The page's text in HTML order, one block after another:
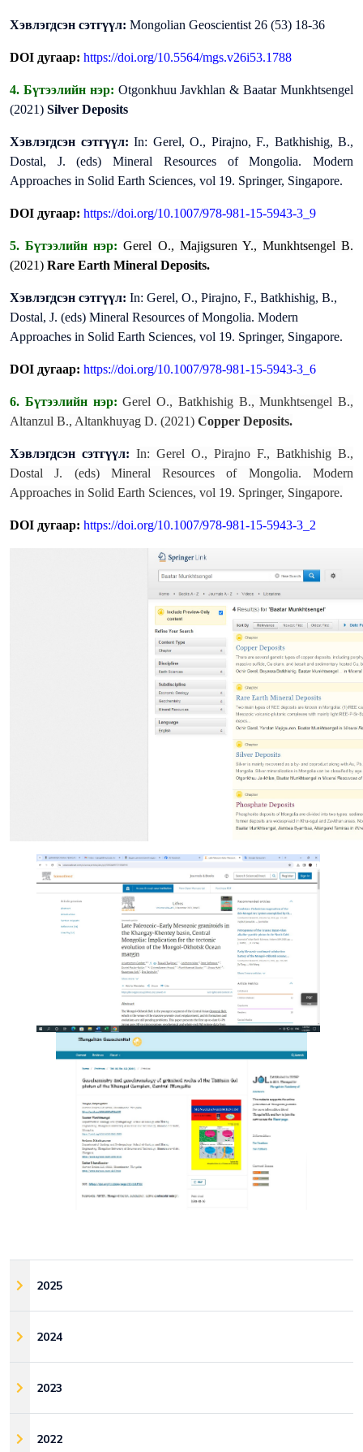
Хэвлэгдсэн сэтгүүл: Mongolian Geoscientist 26 (53) 18-36
DOI дугаар: https://doi.org/10.5564/mgs.v26i53.1788
4. Бүтээлийн нэр: Otgonkhuu Javkhlan & Baatar Munkhtsengel
(2021) Silver Deposits
Хэвлэгдсэн сэтгүүл: In: Gerel, O., Pirajno, F., Batkhishig, B.,
Dostal, J. (eds) Mineral Resources of Mongolia. Modern
Approaches in Solid Earth Sciences, vol 19. Springer, Singapore.
DOI дугаар: https://doi.org/10.1007/978-981-15-5943-3_9
5. Бүтээлийн нэр: Gerel O., Majigsuren Y., Munkhtsengel B.
(2021) Rare Earth Mineral Deposits.
Хэвлэгдсэн сэтгүүл: In: Gerel, O., Pirajno, F., Batkhishig, B.,
Dostal, J. (eds) Mineral Resources of Mongolia. Modern
Approaches in Solid Earth Sciences, vol 19. Springer, Singapore.
DOI дугаар: https://doi.org/10.1007/978-981-15-5943-3_6
6. Бүтээлийн нэр: Gerel O., Batkhishig B., Munkhtsengel B.,
Altanzul B., Altankhuyag D. (2021) Copper Deposits.
Хэвлэгдсэн сэтгүүл: In: Gerel O., Pirajno F., Batkhishig B.,
Dostal J. (eds) Mineral Resources of Mongolia. Modern
Approaches in Solid Earth Sciences, vol 19. Springer, Singapore.
DOI дугаар: https://doi.org/10.1007/978-981-15-5943-3_2
2025
2024
2023
2022